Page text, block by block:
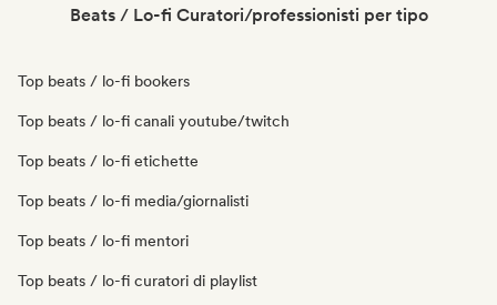
Beats / Lo-fi Curatori/professionisti per tipo
Top beats / lo-fi bookers
Top beats / lo-fi canali youtube/twitch
Top beats / lo-fi etichette
Top beats / lo-fi media/giornalisti
Top beats / lo-fi mentori
Top beats / lo-fi curatori di playlist